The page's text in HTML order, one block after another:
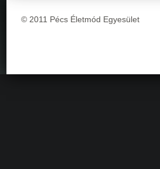
© 2011 Pécs Életmód Egyesület